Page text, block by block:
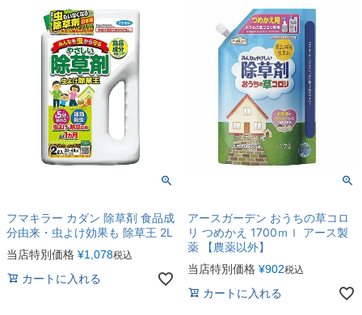
フマキラー カダン 除草剤 食品成
分由来・虫よけ効果も 除草王 2L
当店特別価格 ¥1,078税込
カートに入れる
アースガーデン おうちの草コロ
リ つめかえ 1700ｍｌ アース製
薬 【農薬以外】
当店特別価格 ¥902税込
カートに入れる